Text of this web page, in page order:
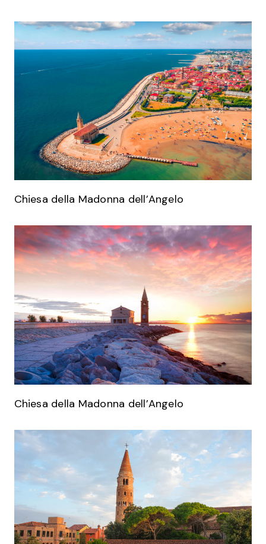
Chiesa della Madonna dell’Angelo
Chiesa della Madonna dell’Angelo